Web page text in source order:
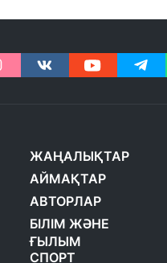
ЖАҢАЛЫҚТАР
АЙМАҚТАР
АВТОРЛАР
БІЛІМ ЖӘНЕ
ҒЫЛЫМ
СПОРТ